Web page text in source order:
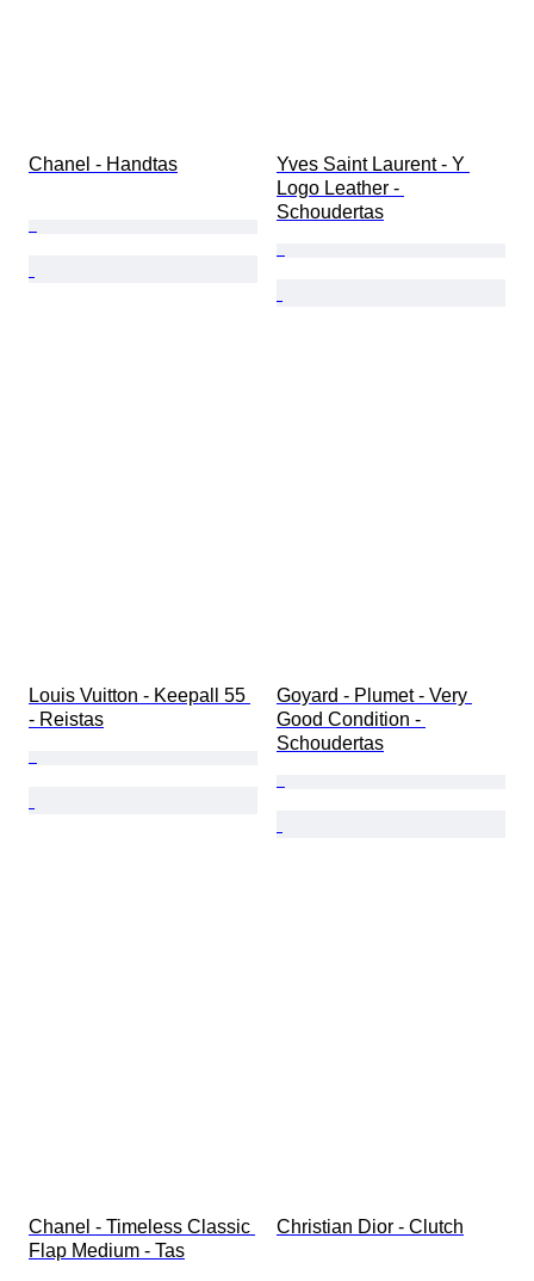
Chanel - Handtas
Yves Saint Laurent - Y
Logo Leather -
Schoudertas
Louis Vuitton - Keepall 55
- Reistas
Goyard - Plumet - Very
Good Condition -
Schoudertas
Chanel - Timeless Classic
Flap Medium - Tas
Christian Dior - Clutch